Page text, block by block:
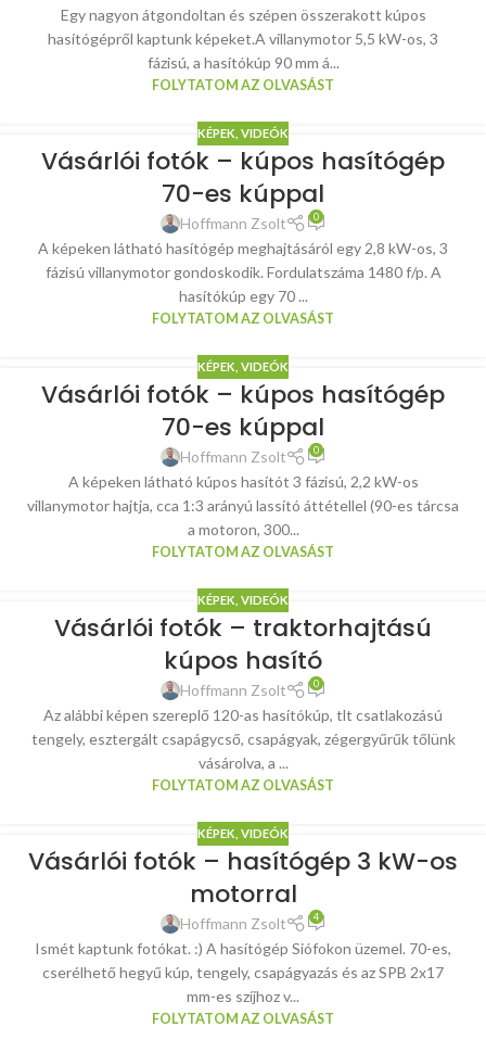
Egy nagyon átgondoltan és szépen összerakott kúpos
hasítógépről kaptunk képeket.A villanymotor 5,5 kW-os, 3
fázisú, a hasítókúp 90 mm á...
FOLYTATOM AZ OLVASÁST
KÉPEK, VIDEÓK
Vásárlói fotók – kúpos hasítógép
70-es kúppal
Hoffmann Zsolt 0
A képeken látható hasítógép meghajtásáról egy 2,8 kW-os, 3
fázisú villanymotor gondoskodik. Fordulatszáma 1480 f/p. A
hasítókúp egy 70 ...
FOLYTATOM AZ OLVASÁST
KÉPEK, VIDEÓK
Vásárlói fotók – kúpos hasítógép
70-es kúppal
Hoffmann Zsolt 0
A képeken látható kúpos hasítót 3 fázisú, 2,2 kW-os
villanymotor hajtja, cca 1:3 arányú lassító áttétellel (90-es tárcsa
a motoron, 300...
FOLYTATOM AZ OLVASÁST
KÉPEK, VIDEÓK
Vásárlói fotók – traktorhajtású
kúpos hasító
Hoffmann Zsolt 0
Az alábbi képen szereplő 120-as hasítókúp, tlt csatlakozású
tengely, esztergált csapágycső, csapágyak, zégergyűrűk tőlünk
vásárolva, a ...
FOLYTATOM AZ OLVASÁST
KÉPEK, VIDEÓK
Vásárlói fotók – hasítógép 3 kW-os
motorral
Hoffmann Zsolt 4
Ismét kaptunk fotókat. :) A hasítógép Siófokon üzemel. 70-es,
cserélhető hegyű kúp, tengely, csapágyazás és az SPB 2x17
mm-es szíjhoz v...
FOLYTATOM AZ OLVASÁST